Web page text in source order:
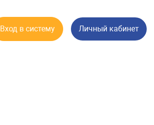
Вход в систему Личный кабинет